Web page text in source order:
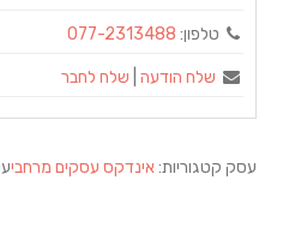
טלפון: 077-2313488
שלח הודעה שלח לחבר
עסק קטגוריות:אינדקס עסקים מרחבי